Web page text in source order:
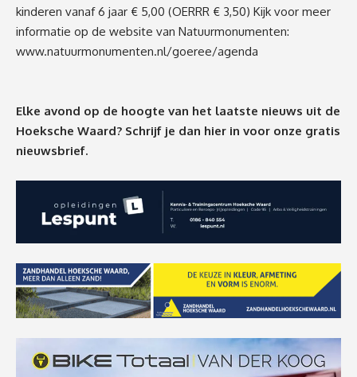
kinderen vanaf 6 jaar € 5,00 (OERRR € 3,50) Kijk voor meer
informatie op de website van Natuurmonumenten:
www.natuurmonumenten.nl/goeree/agenda
Elke avond op de hoogte van het laatste nieuws uit de
Hoeksche Waard? Schrijf je dan hier in voor onze gratis
nieuwsbrief.